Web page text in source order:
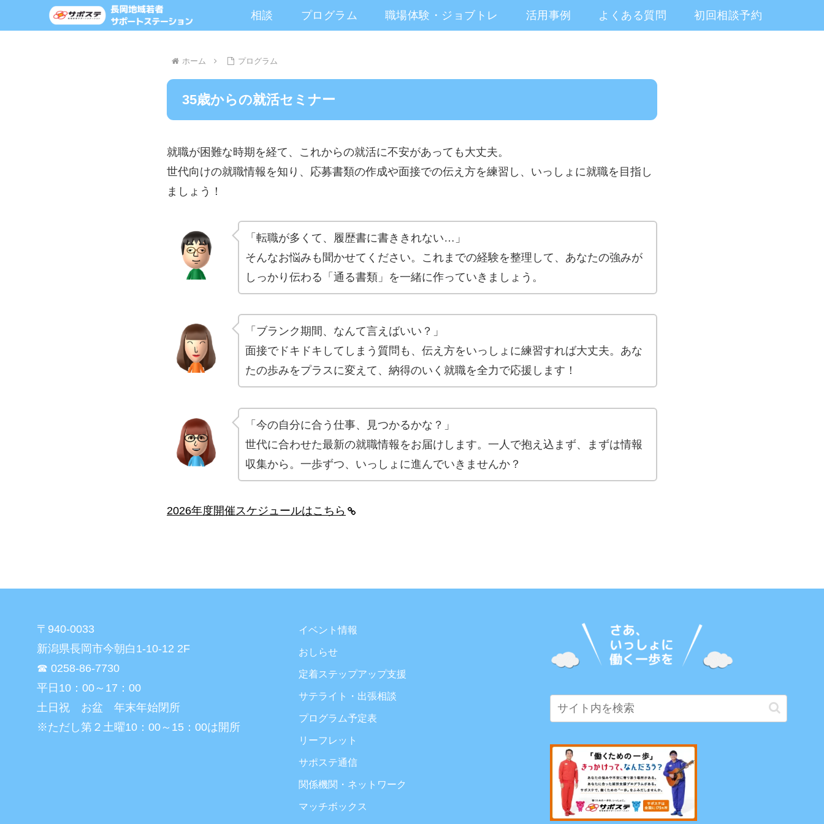
相談 プログラム 職場体験・ジョブトレ 活用事例 よくある質問 初回相談予約
ホーム プログラム
35歳からの就活セミナー
就職が困難な時期を経て、これからの就活に不安があっても大丈夫。
世代向けの就職情報を知り、応募書類の作成や面接での伝え方を練習し、いっしょに就職を目指し
ましょう！
「転職が多くて、履歴書に書ききれない…」
そんなお悩みも聞かせてください。これまでの経験を整理して、あなたの強みが
しっかり伝わる「通る書類」を一緒に作っていきましょう。
「ブランク期間、なんて言えばいい？」
面接でドキドキしてしまう質問も、伝え方をいっしょに練習すれば大丈夫。あな
たの歩みをプラスに変えて、納得のいく就職を全力で応援します！
「今の自分に合う仕事、見つかるかな？」
世代に合わせた最新の就職情報をお届けします。一人で抱え込まず、まずは情報
収集から。一歩ずつ、いっしょに進んでいきませんか？
2026年度開催スケジュールはこちら
〒940-0033
新潟県長岡市今朝白1-10-12 2F
☎ 0258-86-7730
平日10：00～17：00
土日祝 お盆 年末年始閉所
※ただし第２土曜10：00～15：00は開所
イベント情報
おしらせ
定着ステップアップ支援
サテライト・出張相談
プログラム予定表
リーフレット
サポステ通信
関係機関・ネットワーク
マッチボックス